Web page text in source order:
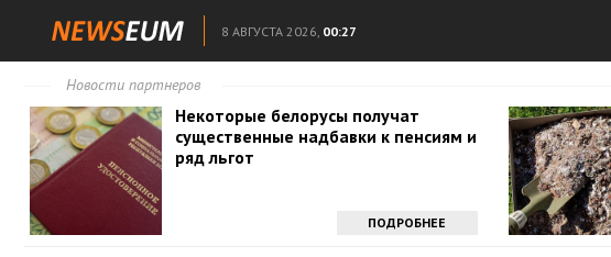
8 АВГУСТА 2026, 00:27
Новости партнеров
Некоторые белорусы получат
существенные надбавки к пенсиям и
ряд льгот
ПОДРОБНЕЕ